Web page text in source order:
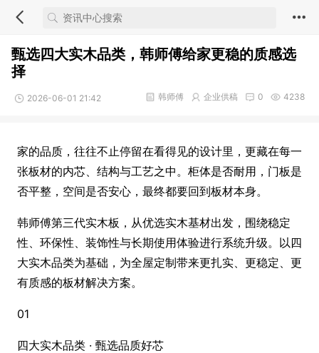
甄选四大实木品类，韩师傅给家更稳的质感选
择
2026-06-01 21:42 4238
0
企业供稿
韩师傅
家的品质，往往不止停留在看得见的设计里，更藏在每一
张板材的内芯、结构与工艺之中。柜体是否耐用，门板是
否平整，空间是否安心，最终都要回到板材本身。
韩师傅第三代实木板，从优选实木基材出发，围绕稳定
性、环保性、装饰性与长期使用体验进行系统升级。以四
大实木品类为基础，为全屋定制带来更扎实、更稳定、更
有质感的板材解决方案。
01
四大实木品类 · 甄选品质好芯